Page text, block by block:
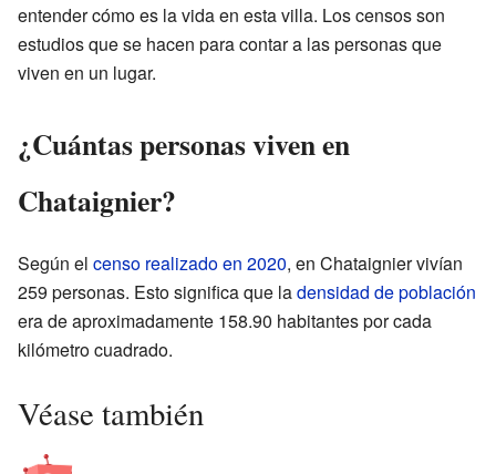
entender cómo es la vida en esta villa. Los censos son
estudios que se hacen para contar a las personas que
viven en un lugar.
¿Cuántas personas viven en
Chataignier?
Según el censo realizado en 2020, en Chataignier vivían
259 personas. Esto significa que ladensidad de población
era de aproximadamente 158.90 habitantes por cada
kilómetro cuadrado.
Véase también